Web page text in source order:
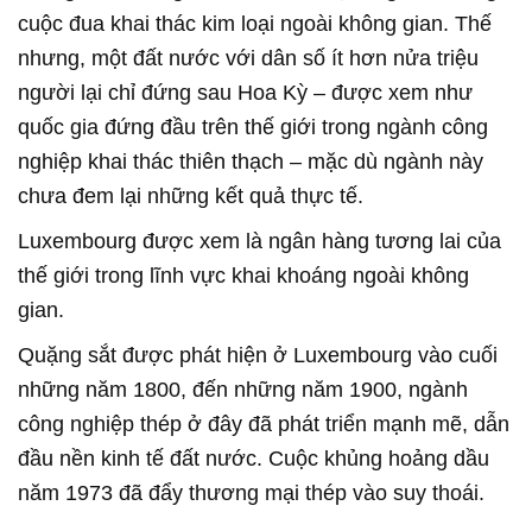
cuộc đua khai thác kim loại ngoài không gian. Thế
nhưng, một đất nước với dân số ít hơn nửa triệu
người lại chỉ đứng sau Hoa Kỳ – được xem như
quốc gia đứng đầu trên thế giới trong ngành công
nghiệp khai thác thiên thạch – mặc dù ngành này
chưa đem lại những kết quả thực tế.
Luxembourg được xem là ngân hàng tương lai của
thế giới trong lĩnh vực khai khoáng ngoài không
gian.
Quặng sắt được phát hiện ở Luxembourg vào cuối
những năm 1800, đến những năm 1900, ngành
công nghiệp thép ở đây đã phát triển mạnh mẽ, dẫn
đầu nền kinh tế đất nước. Cuộc khủng hoảng dầu
năm 1973 đã đẩy thương mại thép vào suy thoái.